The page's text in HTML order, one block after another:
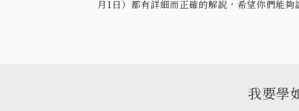
月1日）都有詳細而正確的解說，希望你們能夠
我要學